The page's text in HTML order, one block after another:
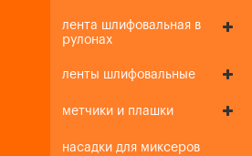
лента шлифовальная в
рулонах
ленты шлифовальные
метчики и плашки
насадки для миксеров